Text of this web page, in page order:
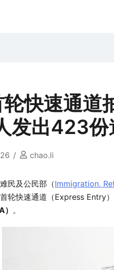
快速通道
发出423份
chao.li
民及公民部（Immigration,
轮快速通道（Express Entry
。